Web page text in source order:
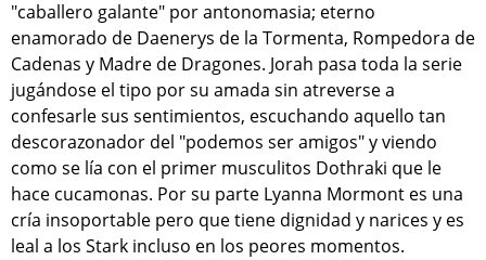
"caballero galante" por antonomasia; eterno
enamorado de Daenerys de la Tormenta, Rompedora de
Cadenas y Madre de Dragones. Jorah pasa toda la serie
jugándose el tipo por su amada sin atreverse a
confesarle sus sentimientos, escuchando aquello tan
descorazonador del "podemos ser amigos" y viendo
como se lía con el primer musculitos Dothraki que le
hace cucamonas. Por su parte Lyanna Mormont es una
cría insoportable pero que tiene dignidad y narices y es
leal a los Stark incluso en los peores momentos.